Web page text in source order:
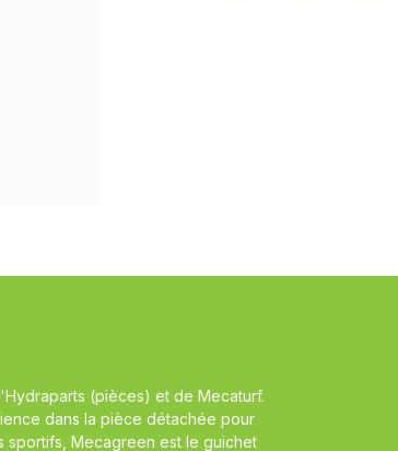
(pièces) et de Mecaturf.
dans la pièce détachée pour
Mecagreen est le guichet